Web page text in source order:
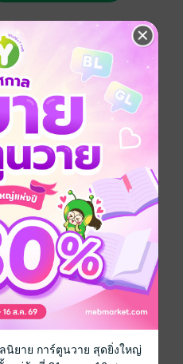
ติดตาม แชร์
กใจ เธอจึงรีบขับรถกลับ
ของเธอประสบอุบัติเหตุ เธอ
ลย เพราะเธอได้มาเกิดใหม่
อว่า "บุหงา"
ก แฟนตาซี แอบรัก
pdf, epub
30 มิถุนายน 2567
นิยาย การ์ตูนวาย สุดยิ่งใหญ่